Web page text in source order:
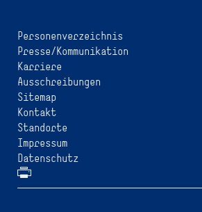
Personenverzeichnis
Presse/Kommunikation
Karriere
Ausschreibungen
Sitemap
Kontakt
Standorte
Impressum
Datenschutz